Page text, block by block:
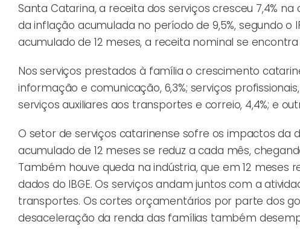
Santa Catarina, a receita dos serviços cresceu 7,4%
da inflação acumulada no período de 9,5%, segundo o
acumulado de 12 meses, a receita nominal se encontra
Nos serviços prestados à família o crescimento
informação e comunicação, 6,3%; serviços
serviços auxiliares aos transportes e correio, 4,4%; e
O setor de serviços catarinense sofre os impactos da
acumulado de 12 meses se reduz a cada mês,
Também houve queda na indústria, que em 12 meses
dados do IBGE. Os serviços andam juntos com a
transportes. Os cortes orçamentários por parte dos
desaceleração da renda das famílias também